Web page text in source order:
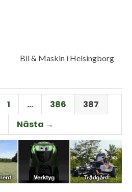
Bil & Maskin i Helsingborg
1 … 386
387
Nästa →